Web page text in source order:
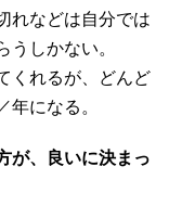
れなどは自分では
うしかない。
くれるが、どんど
年になる。
が、良いに決まっ